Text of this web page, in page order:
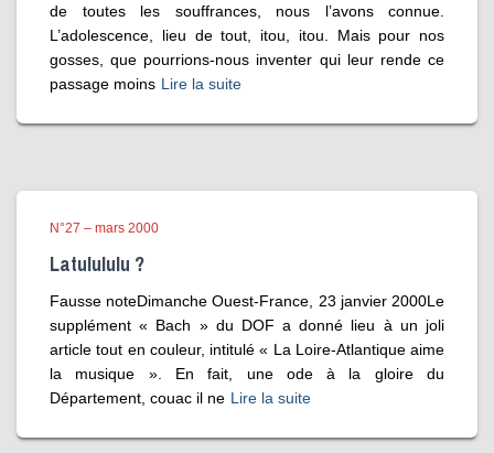
de toutes les souffrances, nous l’avons connue.
L’adolescence, lieu de tout, itou, itou. Mais pour nos
gosses, que pourrions-nous inventer qui leur rende ce
passage moins Lire la suite
N°27 – mars 2000
Latulululu ?
Fausse noteDimanche Ouest-France, 23 janvier 2000Le
supplément « Bach » du DOF a donné lieu à un joli
article tout en couleur, intitulé « La Loire-Atlantique aime
la musique ». En fait, une ode à la gloire du
Département, couac il ne Lire la suite